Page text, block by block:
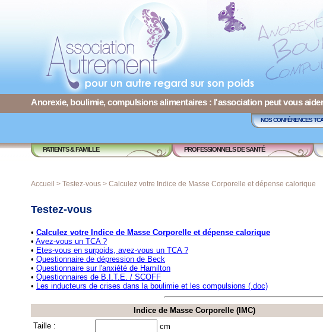
Anorexie, boulimie, compulsions alimentaires : l'association peut vous
NOS CONFÉRENCES TCA
PATIENTS & FAMILLE PROFESSIONNELS DE SANTÉ
Accueil > Testez-vous > Calculez votre Indice de Masse Corporelle et dépense calorique
Testez-vous
• Calculez votre Indice de Masse Corporelle et dépense calorique
• Avez-vous un TCA ?
• Etes-vous en surpoids, avez-vous un TCA ?
• Questionnaire de dépression de Beck
• Questionnaire sur l'anxiété de Hamilton
• Questionnaires de B.I.T.E. / SCOFF
• Les inducteurs de crises dans la boulimie et les compulsions (.doc)
Indice de Masse Corporelle (IMC)
Taille :
cm